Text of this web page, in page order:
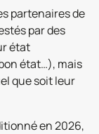
partenaires de
par des
état
état…), mais
que soit leur
en 2026,